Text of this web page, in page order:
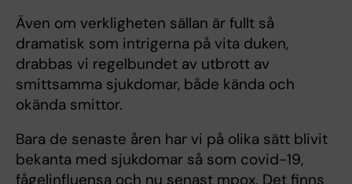
Även om verkligheten sällan är fullt så
dramatisk som intrigerna på vita duken,
drabbas vi regelbundet av utbrott av
smittsamma sjukdomar, både kända och
okända smittor.
Bara de senaste åren har vi på olika sätt blivit
bekanta med sjukdomar så som covid-19,
fågelinfluensa och nu senast mpox. Det finns